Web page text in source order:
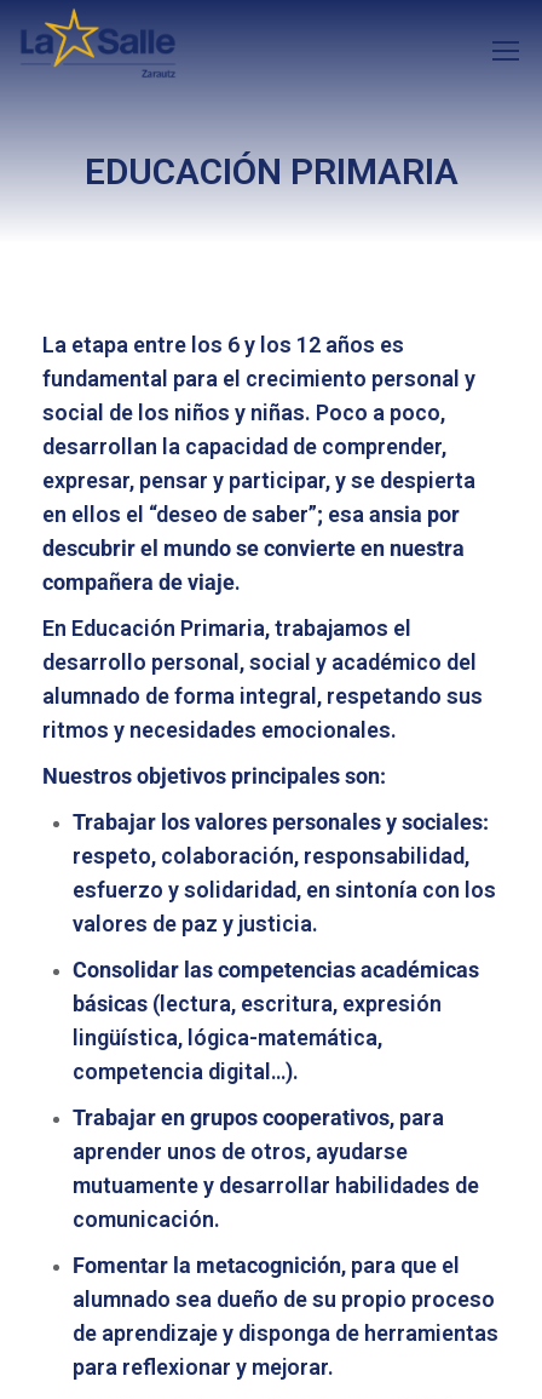
EDUCACIÓN PRIMARIA
La etapa entre los 6 y los 12 años es
fundamental para el crecimiento personal y
social de los niños y niñas. Poco a poco,
desarrollan la capacidad de comprender,
expresar, pensar y participar, y se despierta
en ellos el “deseo de saber”; esa ansia por
descubrir el mundo se convierte en nuestra
compañera de viaje.
En Educación Primaria, trabajamos el
desarrollo personal, social y académico del
alumnado de forma integral, respetando sus
ritmos y necesidades emocionales.
Nuestros objetivos principales son:
Trabajar los valores personales y sociales:
respeto, colaboración, responsabilidad,
esfuerzo y solidaridad, en sintonía con los
valores de paz y justicia.
Consolidar las competencias académicas
básicas (lectura, escritura, expresión
lingüística, lógica-matemática,
competencia digital…).
Trabajar en grupos cooperativos, para
aprender unos de otros, ayudarse
mutuamente y desarrollar habilidades de
comunicación.
Fomentar la metacognición, para que el
alumnado sea dueño de su propio proceso
de aprendizaje y disponga de herramientas
para reflexionar y mejorar.